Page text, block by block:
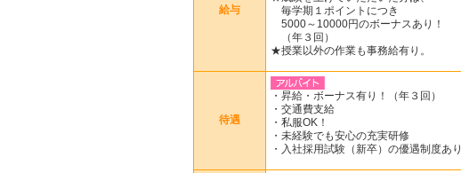
給与
毎学期１ポイントにつき
5000～10000円のボーナスあり！
（年３回）
★授業以外の作業も事務給有り。
待遇
・昇給・ボーナス有り！（年３回）
・交通費支給
・私服OK！
・未経験でも安心の充実研修
・入社採用試験（新卒）の優遇制度あり